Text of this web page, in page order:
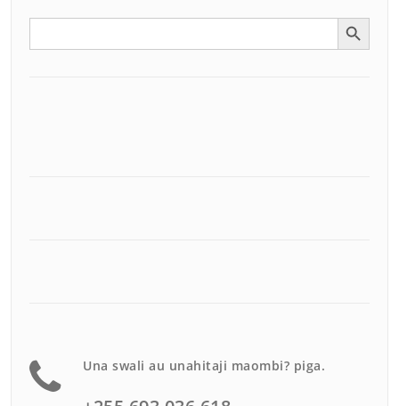
Search Search Button
Una swali au unahitaji maombi? piga.